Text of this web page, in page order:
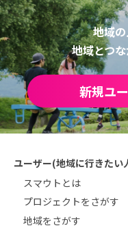
地域
地域とつ
新規ユ
ユーザー(地域に行きたい
スマウトとは
プロジェクトをさがす
地域をさがす